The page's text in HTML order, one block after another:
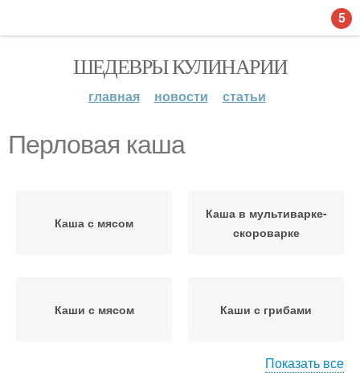
ШЕДЕВРЫ КУЛИНАРИИ
главная новости статьи
Перловая каша
Каша с мясом
Каша в мультиварке-
скороварке
Каши с мясом Каши с грибами
Показать все
5